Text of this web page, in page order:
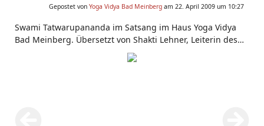
Gepostet von Yoga Vidya Bad Meinberg am 22. April 2009 um 10:27
Swami Tatwarupananda im Satsang im Haus Yoga Vidya
Bad Meinberg. Übersetzt von Shakti Lehner, Leiterin des